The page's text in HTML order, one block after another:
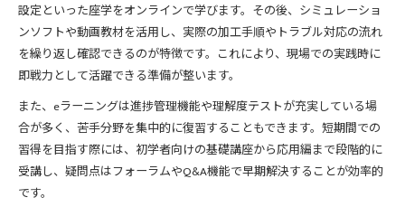
設定といった座学をオンラインで学びます。その後、シミュレーショ
ンソフトや動画教材を活用し、実際の加工手順やトラブル対応の流れ
を繰り返し確認できるのが特徴です。これにより、現場での実践時に
即戦力として活躍できる準備が整います。
また、eラーニングは進捗管理機能や理解度テストが充実している場
合が多く、苦手分野を集中的に復習することもできます。短期間での
習得を目指す際には、初学者向けの基礎講座から応用編まで段階的に
受講し、疑問点はフォーラムやQ&A機能で早期解決することが効率的
です。